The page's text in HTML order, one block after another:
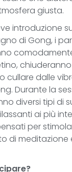
giusta.
introduzione
di Gong, i
cullare dalle
Durante la
diversi tipi di
ai più
per
di meditazione